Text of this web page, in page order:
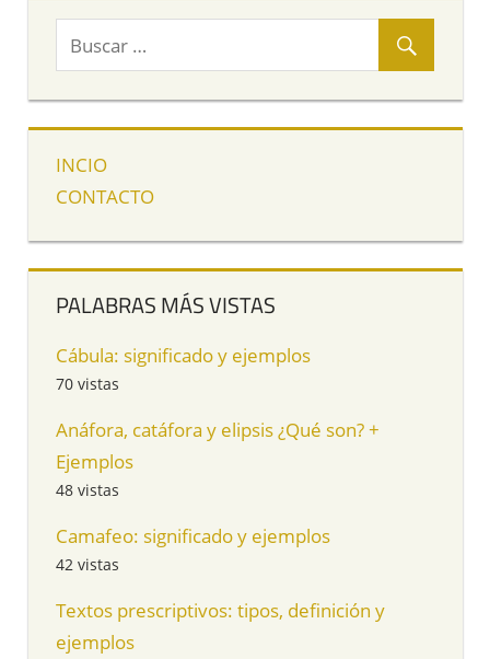
INCIO
CONTACTO
PALABRAS MÁS VISTAS
Cábula: significado y ejemplos
70 vistas
Anáfora, catáfora y elipsis ¿Qué son? +
Ejemplos
48 vistas
Camafeo: significado y ejemplos
42 vistas
Textos prescriptivos: tipos, definición y
ejemplos